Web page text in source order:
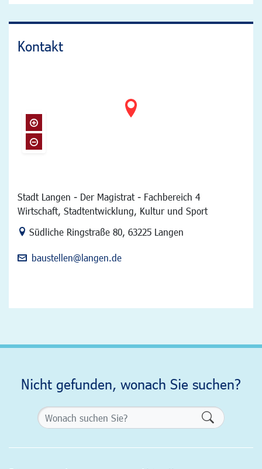
Kontakt
Stadt Langen - Der Magistrat - Fachbereich 4
Wirtschaft, Stadtentwicklung, Kultur und Sport
Link zur Google-Maps Navigation
Südliche Ringstraße 80, 63225 Langen
baustellen@langen.de
Nicht gefunden, wonach Sie suchen?